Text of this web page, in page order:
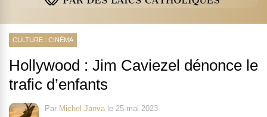
CULTURE : CINÉMA
Hollywood : Jim Caviezel dénonce le
trafic d’enfants
Par Michel Janva le 25 mai 2023